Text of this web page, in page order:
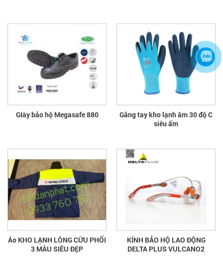
GIày bảo hộ Megasafe 880
Găng tay kho lạnh âm 30 độ C
siêu ấm
Áo KHO LẠNH LÔNG CỪU PHỐI
3 MÀU SIÊU ĐẸP
KÍNH BẢO HỘ LAO ĐỘNG
DELTA PLUS VULCANO2